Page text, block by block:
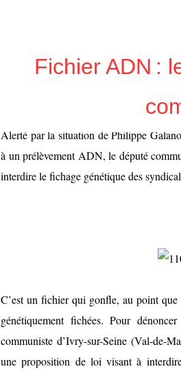
Fichier ADN :
Alerté par la situation de Philippe
à un prélèvement ADN, le député
interdire le fichage génétique des
C’est un fichier qui gonfle, au point
génétiquement fichées. Pour
communiste d’Ivry-sur-Seine (Val-de-
une proposition de loi visant à